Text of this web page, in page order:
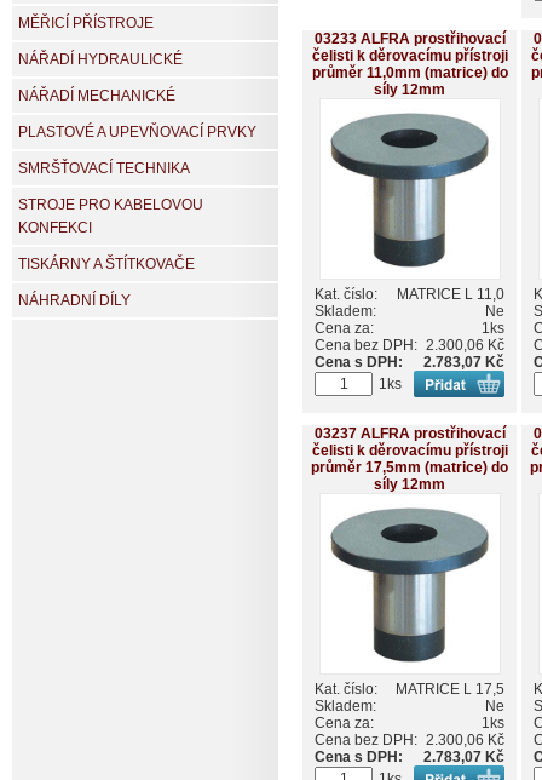
03233 ALFRA prostřihovací
čelisti k děrovacímu přístroji
průměr 11,0mm (matrice) do
síly 12mm
Kat. číslo:
MATRICE L 11,0
Skladem:
Ne
Cena za:
1ks
Cena bez DPH: 2.300,06 Kč
Cena s DPH:
2.783,07 Kč
1ks
03237 ALFRA prostřihovací
čelisti k děrovacímu přístroji
průměr 17,5mm (matrice) do
síly 12mm
Kat. číslo:
MATRICE L 17,5
Skladem:
Ne
Cena za:
1ks
Cena bez DPH: 2.300,06 Kč
Cena s DPH:
2.783,07 Kč
MĚŘICÍ PŘÍSTROJE
NÁŘADÍ HYDRAULICKÉ
NÁŘADÍ MECHANICKÉ
PLASTOVÉ A UPEVŇOVACÍ PRVKY
SMRŠŤOVACÍ TECHNIKA
STROJE PRO KABELOVOU
KONFEKCI
TISKÁRNY A ŠTÍTKOVAČE
NÁHRADNÍ DÍLY